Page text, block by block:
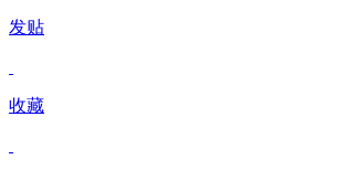
发贴
收藏